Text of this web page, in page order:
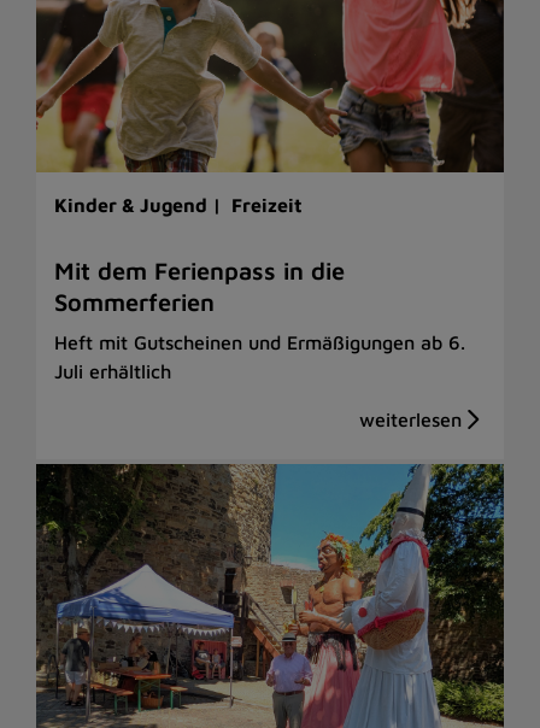
Kinder & Jugend | Freizeit
Mit dem Ferienpass in die
Sommerferien
Heft mit Gutscheinen und Ermäßigungen ab 6.
Juli erhältlich